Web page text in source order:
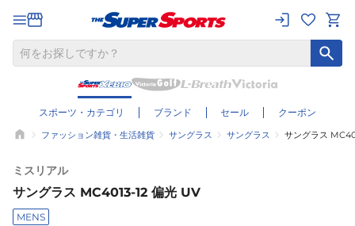
スポーツ・カテゴリ ブランド セール クーポン
ファッション雑貨・生活雑貨 サングラス サングラス サングラス
ミスリアル
サングラス MC4013-12 偏光 UV
MENS